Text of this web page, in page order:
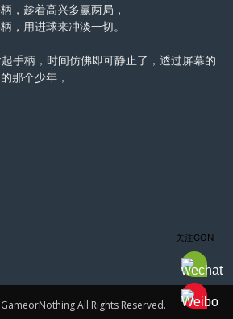
，趁着高兴多赢两局，
，用进球来冲淡一切。
手柄，时间仿佛即可静止了，透过屏幕的
那个少年，
All Rights Reserved.
关注GON